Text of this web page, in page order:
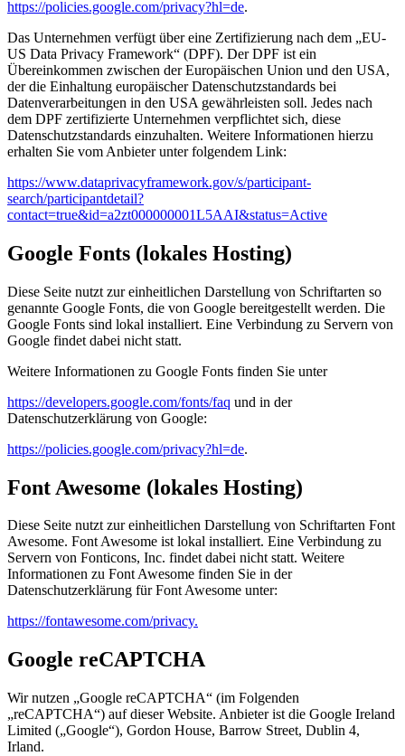
https://policies.google.com/privacy?hl=de.
Das Unternehmen verfügt über eine Zertifizierung nach dem „EU-
US Data Privacy Framework“ (DPF). Der DPF ist ein
Übereinkommen zwischen der Europäischen Union und den USA,
der die Einhaltung europäischer Datenschutzstandards bei
Datenverarbeitungen in den USA gewährleisten soll. Jedes nach
dem DPF zertifizierte Unternehmen verpflichtet sich, diese
Datenschutzstandards einzuhalten. Weitere Informationen hierzu
erhalten Sie vom Anbieter unter folgendem Link:
https://www.dataprivacyframework.gov/s/participant-
search/participantdetail?
contact=true&id=a2zt000000001L5AAI&status=Active
Google Fonts (lokales Hosting)
Diese Seite nutzt zur einheitlichen Darstellung von Schriftarten so
genannte Google Fonts, die von Google bereitgestellt werden. Die
Google Fonts sind lokal installiert. Eine Verbindung zu Servern von
Google findet dabei nicht statt.
Weitere Informationen zu Google Fonts finden Sie unter
https://developers.google.com/fonts/faq und in der
Datenschutzerklärung von Google:
https://policies.google.com/privacy?hl=de.
Font Awesome (lokales Hosting)
Diese Seite nutzt zur einheitlichen Darstellung von Schriftarten Font
Awesome. Font Awesome ist lokal installiert. Eine Verbindung zu
Servern von Fonticons, Inc. findet dabei nicht statt. Weitere
Informationen zu Font Awesome finden Sie in der
Datenschutzerklärung für Font Awesome unter:
https://fontawesome.com/privacy.
Google reCAPTCHA
Wir nutzen „Google reCAPTCHA“ (im Folgenden
„reCAPTCHA“) auf dieser Website. Anbieter ist die Google Ireland
Limited („Google“), Gordon House, Barrow Street, Dublin 4,
Irland.